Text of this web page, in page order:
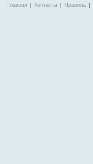
Главная | Контакты | Правила |